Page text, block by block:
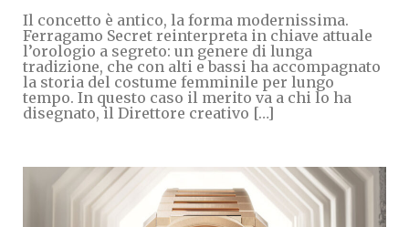
Il concetto è antico, la forma modernissima.
Ferragamo Secret reinterpreta in chiave attuale
l’orologio a segreto: un genere di lunga
tradizione, che con alti e bassi ha accompagnato
la storia del costume femminile per lungo
tempo. In questo caso il merito va a chi lo ha
disegnato, il Direttore creativo […]